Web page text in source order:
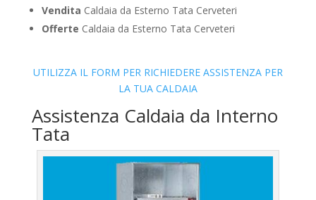
Vendita Caldaia da Esterno Tata Cerveteri
Offerte Caldaia da Esterno Tata Cerveteri
UTILIZZA IL FORM PER RICHIEDERE ASSISTENZA PER
LA TUA CALDAIA
Assistenza Caldaia da Interno
Tata